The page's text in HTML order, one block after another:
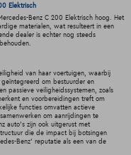
Elektrisch
Benz C 200 Elektrisch hoog. Het
materialen, wat resulteert in een
dealer is echter nog steeds
van haar voertuigen, waarbij
om bestuurder en
passieve veiligheidssystemen, zoals
en voorbereidingen treft om
functies omvatten actieve
om aanrijdingen te
auto's zijn ook uitgerust met
die de impact bij botsingen
Benz' reputatie als een van de